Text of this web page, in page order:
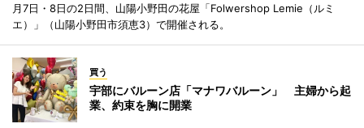
月7日・8日の2日間、山陽小野田の花屋「Folwershop Lemie（ルミ
エ）」（山陽小野田市須恵3）で開催される。
買う
宇部にバルーン店「マナワバルーン」 主婦から起
業、約束を胸に開業